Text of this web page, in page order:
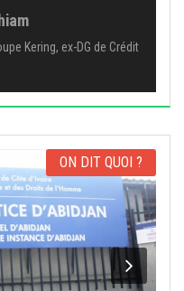
Kering, ex-DG de Crédit
ON DIT QUOI ?